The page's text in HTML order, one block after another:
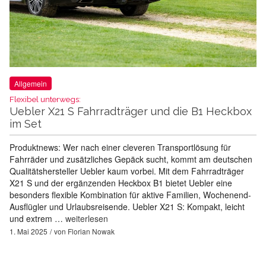
Allgemein
Flexibel unterwegs:
Uebler X21 S Fahrradträger und die B1 Heckbox
im Set
Produktnews: Wer nach einer cleveren Transportlösung für
Fahrräder und zusätzliches Gepäck sucht, kommt am deutschen
Qualitätshersteller Uebler kaum vorbei. Mit dem Fahrradträger
X21 S und der ergänzenden Heckbox B1 bietet Uebler eine
besonders flexible Kombination für aktive Familien, Wochenend-
Ausflügler und Urlaubsreisende. Uebler X21 S: Kompakt, leicht
und extrem … weiterlesen
1. Mai 2025 von Florian Nowak